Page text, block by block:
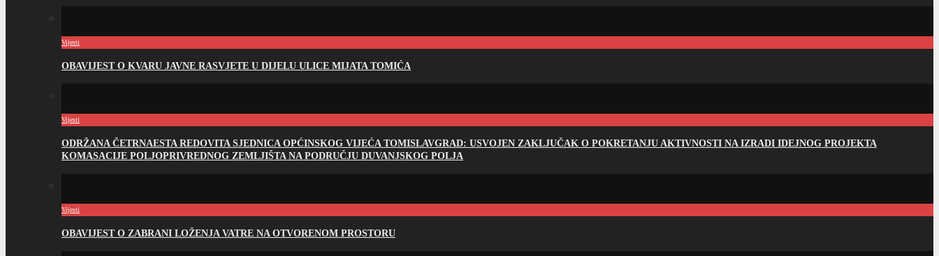
Vijesti
OBAVIJEST O KVARU JAVNE RASVJETE U DIJELU ULICE MIJATA TOMIĆA
Vijesti
ODRŽANA ČETRNAESTA REDOVITA SJEDNICA OPĆINSKOG VIJEĆA TOMISLAVGRAD: USVOJEN ZAKLJUČAK O POKRETANJU AKTIVNOSTI NA IZRADI IDEJNOG PROJEKTA
KOMASACIJE POLJOPRIVREDNOG ZEMLJIŠTA NA PODRUČJU DUVANJSKOG POLJA
Vijesti
OBAVIJEST O ZABRANI LOŽENJA VATRE NA OTVORENOM PROSTORU